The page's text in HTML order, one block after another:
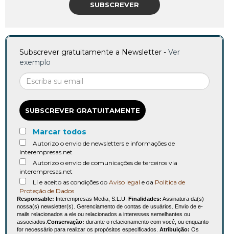
SUBSCREVER
Subscrever gratuitamente a Newsletter - Ver
exemplo
SUBSCREVER GRATUITAMENTE
Marcar todos
Autorizo o envio de newsletters e informações de
interempresas.net
Autorizo o envio de comunicações de terceiros via
interempresas.net
Li e aceito as condições do Aviso legal e da Política de
Proteção de Dados
Responsable: Interempresas Media, S.L.U. Finalidades: Assinatura da(s)
nossa(s) newsletter(s). Gerenciamento de contas de usuários. Envio de e-
mails relacionados a ele ou relacionados a interesses semelhantes ou
associados. Conservação: durante o relacionamento com você, ou enquanto
for necessário para realizar os propósitos especificados. Atribuição: Os